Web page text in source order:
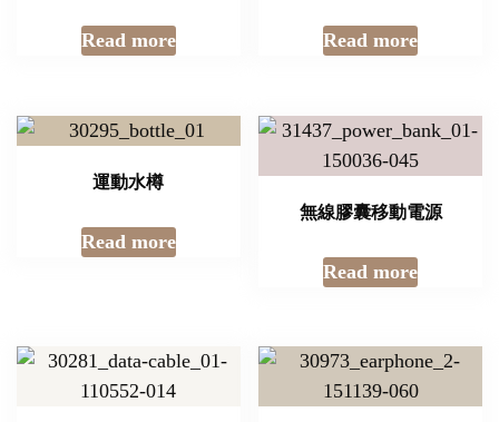
Read more Read more
運動水樽
Read more
無線膠囊移動電源
Read more